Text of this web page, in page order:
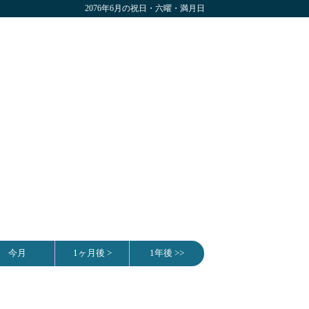
2076年6月の祝日・六曜・満月日
今月 1ヶ月後 > 1年後 >>